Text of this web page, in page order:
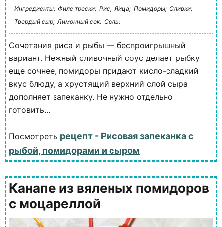
Ингредиенты: Филе трески; Рис; Яйца; Помидоры; Сливки;
Твердый сыр; Лимонный сок; Соль;
Сочетания риса и рыбы — беспроигрышный
вариант. Нежный сливочный соус делает рыбку
еще сочнее, помидоры придают кисло-сладкий
вкус блюду, а хрустящий верхний слой сыра
дополняет запеканку. Не нужно отдельно
готовить...
Посмотреть рецепт - Рисовая запеканка с
рыбой, помидорами и сыром
Канапе из вяленых помидоров
с моцареллой